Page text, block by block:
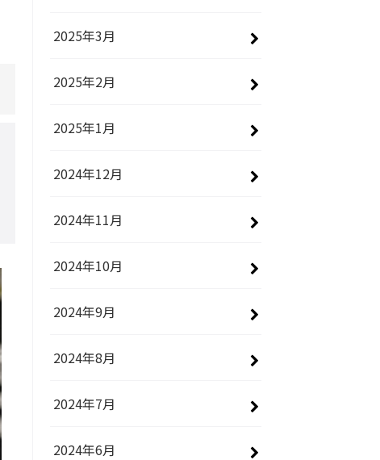
2025年3月
2025年2月
2025年1月
2024年12月
2024年11月
2024年10月
2024年9月
2024年8月
2024年7月
2024年6月